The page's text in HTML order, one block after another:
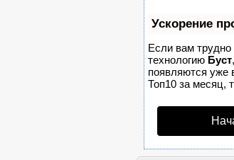
Ускорение
Если вам трудно
технологию Буст
появляются уже
Топ10 за месяц,